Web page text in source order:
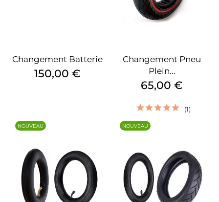
Changement Batterie
Prix
150,00 €
Changement Pneu
Plein...
Prix
65,00 €
NOUVEAU
(1)
NOUVEAU